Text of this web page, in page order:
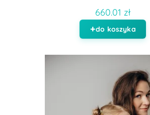
660.01 zł
do koszyka